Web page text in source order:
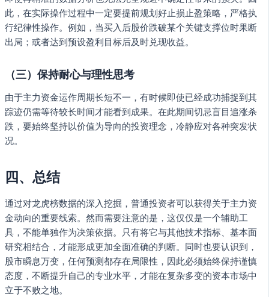
此，在实际操作过程中一定要提前规划好止损止盈策略，严格执
行纪律性操作。例如，当买入后股价跌破某个关键支撑位时果断
出局；或者达到预设盈利目标后及时兑现收益。
（三）保持耐心与理性思考
由于主力资金运作周期长短不一，有时候即使已经成功捕捉到其
踪迹仍需等待较长时间才能看到成果。在此期间切忌盲目追涨杀
跌，要始终坚持以价值为导向的投资理念，冷静应对各种突发状
况。
四、总结
通过对龙虎榜数据的深入挖掘，普通投资者可以获得关于主力资
金动向的重要线索。然而需要注意的是，这仅仅是一个辅助工
具，不能单独作为决策依据。只有将它与其他技术指标、基本面
研究相结合，才能形成更加全面准确的判断。同时也要认识到，
股市瞬息万变，任何预测都存在局限性，因此必须始终保持谨慎
态度，不断提升自己的专业水平，才能在复杂多变的资本市场中
立于不败之地。